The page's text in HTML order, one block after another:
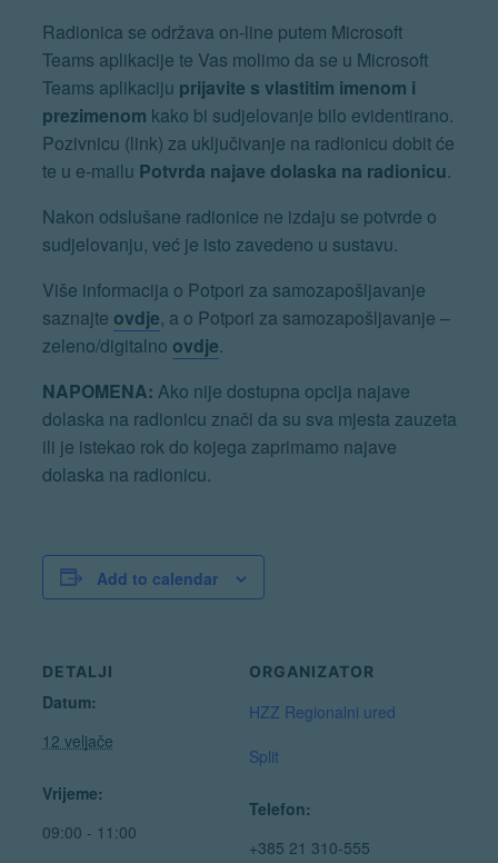
Radionica se održava on-line putem Microsoft
Teams aplikacije te Vas molimo da se u Microsoft
Teams aplikaciju prijavite s vlastitim imenom i
prezimenom kako bi sudjelovanje bilo evidentirano.
Pozivnicu (link) za uključivanje na radionicu dobit će
te u e-mailu Potvrda najave dolaska na radionicu.
Nakon odslušane radionice ne izdaju se potvrde o
sudjelovanju, već je isto zavedeno u sustavu.
Više informacija o Potpori za samozapošljavanje
saznajte ovdje, a o Potpori za samozapošljavanje –
zeleno/digitalno ovdje.
NAPOMENA: Ako nije dostupna opcija najave
dolaska na radionicu znači da su sva mjesta zauzeta
ili je istekao rok do kojega zaprimamo najave
dolaska na radionicu.
Add to calendar
DETALJI
Datum:
12 veljače
Vrijeme:
09:00 - 11:00
ORGANIZATOR
HZZ Regionalni ured
Split
Telefon:
+385 21 310-555